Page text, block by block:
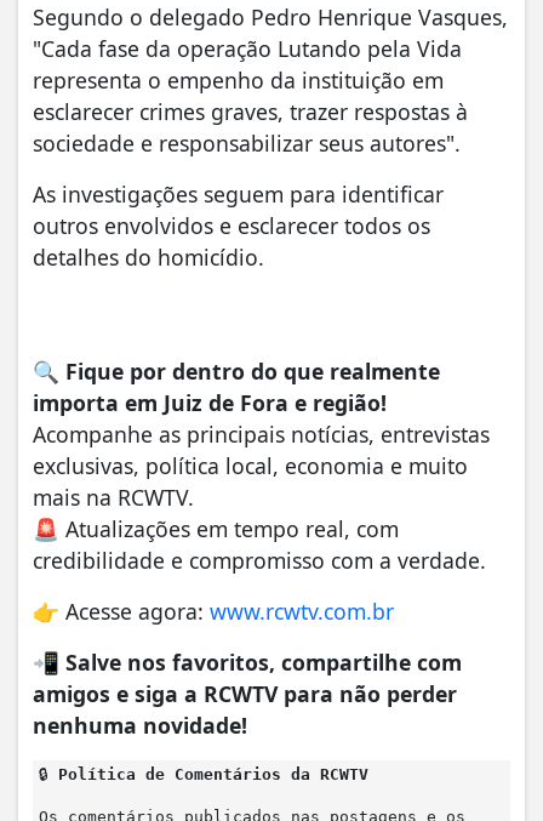
Segundo o delegado Pedro Henrique Vasques,
"Cada fase da operação Lutando pela Vida
representa o empenho da instituição em
esclarecer crimes graves, trazer respostas à
sociedade e responsabilizar seus autores".
As investigações seguem para identificar
outros envolvidos e esclarecer todos os
detalhes do homicídio.
🔍 Fique por dentro do que realmente
importa em Juiz de Fora e região!
Acompanhe as principais notícias, entrevistas
exclusivas, política local, economia e muito
mais na RCWTV.
🚨 Atualizações em tempo real, com
credibilidade e compromisso com a verdade.
👉 Acesse agora: www.rcwtv.com.br
📲 Salve nos favoritos, compartilhe com
amigos e siga a RCWTV para não perder
nenhuma novidade!
🔒 Política de Comentários da RCWTV
Os comentários publicados nas postagens e os